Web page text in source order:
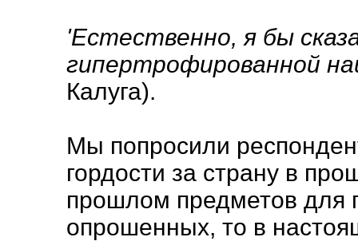
'Естественно, я бы
гипертрофированной
Калуга).
Мы попросили
гордости за страну в
прошлом предметов для
опрошенных, то в